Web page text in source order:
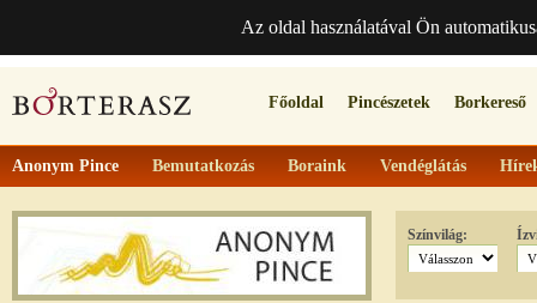
Az oldal használatával Ön
Főoldal Pincészetek Borkereső
Anonym Pince Bemutatkozás Boraink Vendéglátás
Színvilág: